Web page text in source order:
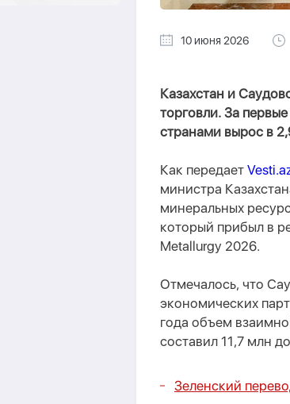
10 июня 2026
Казахстан и
торговли. За
странами вырос в
Как передает
министра
минеральных
который прибыл в
Metallurgy 2026.
Отмечалось, что
экономических
года объем
составил 11,7 млн
Зеленский